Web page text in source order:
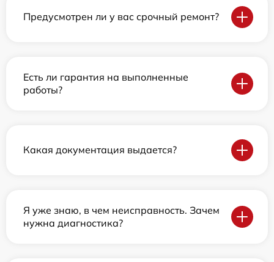
Предусмотрен ли у вас срочный ремонт?
Есть ли гарантия на выполненные
работы?
Какая документация выдается?
Я уже знаю, в чем неисправность. Зачем
нужна диагностика?